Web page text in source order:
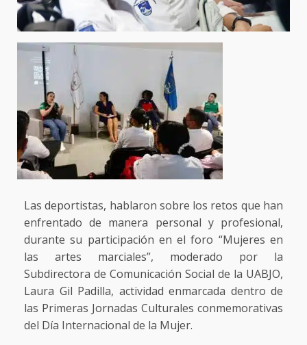
Las deportistas, hablaron sobre los retos que han
enfrentado de manera personal y profesional,
durante su participación en el foro “Mujeres en
las artes marciales”, moderado por la
Subdirectora de Comunicación Social de la UABJO,
Laura Gil Padilla, actividad enmarcada dentro de
las Primeras Jornadas Culturales conmemorativas
del Día Internacional de la Mujer.